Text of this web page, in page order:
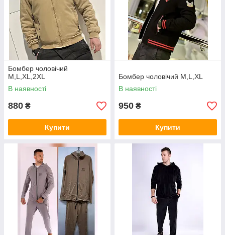
Бомбер чоловічий
M,L,XL,2XL
В наявності
880 ₴
Купити
Бомбер чоловічий M,L,XL
В наявності
950 ₴
Купити